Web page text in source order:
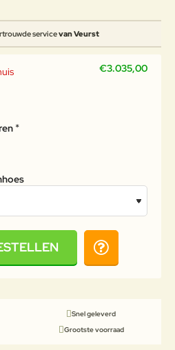
servicevan Veurst
€3.035,00
Snel geleverd
Grootste voorraad